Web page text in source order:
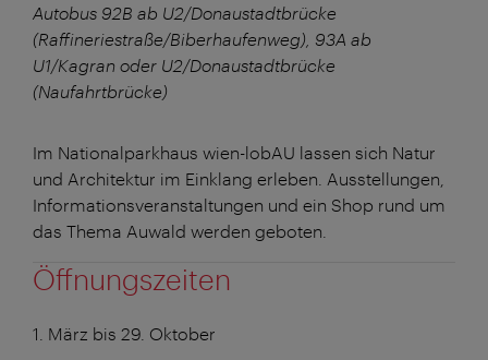
Autobus 92B ab U2/Donaustadtbrücke
(Raffineriestraße/Biberhaufenweg), 93A ab
U1/Kagran oder U2/Donaustadtbrücke
(Naufahrtbrücke)
Im Nationalparkhaus wien-lobAU lassen sich Natur
und Architektur im Einklang erleben. Ausstellungen,
Informationsveranstaltungen und ein Shop rund um
das Thema Auwald werden geboten.
Öffnungszeiten
1. März bis 29. Oktober